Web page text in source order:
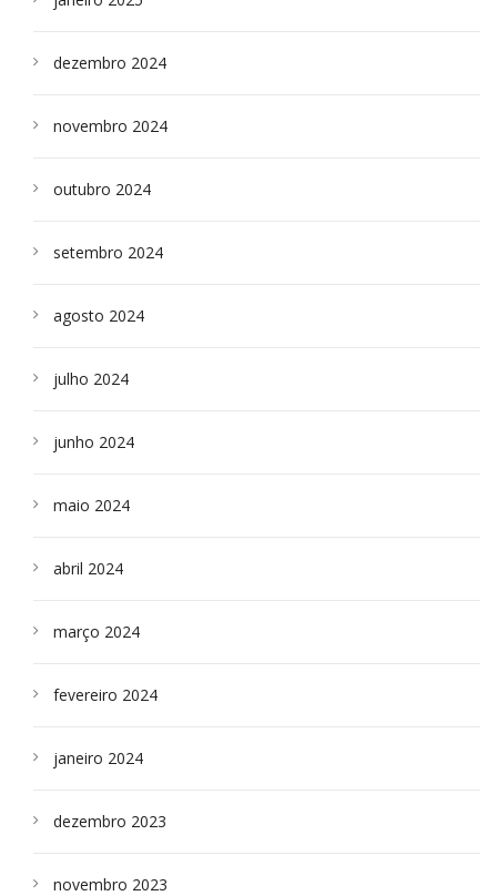
dezembro 2024
novembro 2024
outubro 2024
setembro 2024
agosto 2024
julho 2024
junho 2024
maio 2024
abril 2024
março 2024
fevereiro 2024
janeiro 2024
dezembro 2023
novembro 2023